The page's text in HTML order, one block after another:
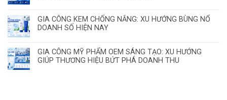
GIA CÔNG KEM CHỐNG NẮNG: XU HƯỚNG BÙNG NỔ
DOANH SỐ HIỆN NAY
GIA CÔNG MỸ PHẨM OEM SÁNG TẠO: XU HƯỚNG
GIÚP THƯƠNG HIỆU BỨT PHÁ DOANH THU